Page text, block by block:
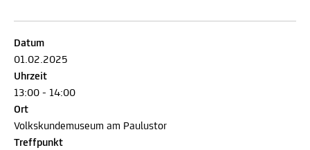
Datum
01.02.2025
Uhrzeit
13:00 - 14:00
Ort
Volkskundemuseum am Paulustor
Treffpunkt